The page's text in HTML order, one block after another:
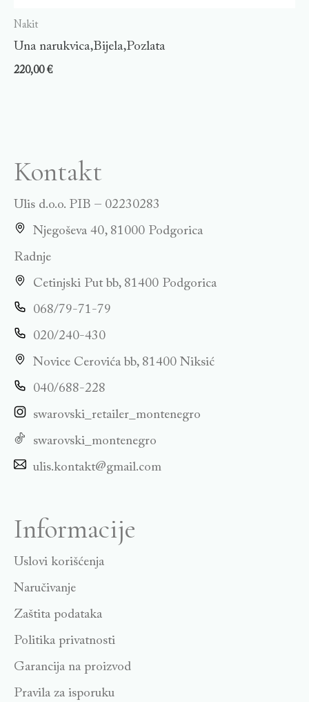
Nakit
Una narukvica,Bijela,Pozlata
220,00€
Kontakt
Ulis d.o.o. PIB – 02230283
Njegoševa 40, 81000 Podgorica
Radnje
Cetinjski Put bb, 81400 Podgorica
068/79-71-79
020/240-430
Novice Cerovića bb, 81400 Niksić
040/688-228
swarovski_retailer_montenegro
swarovski_montenegro
ulis.kontakt@gmail.com
Informacije
Uslovi korišćenja
Naručivanje
Zaštita podataka
Politika privatnosti
Garancija na proizvod
Pravila za isporuku